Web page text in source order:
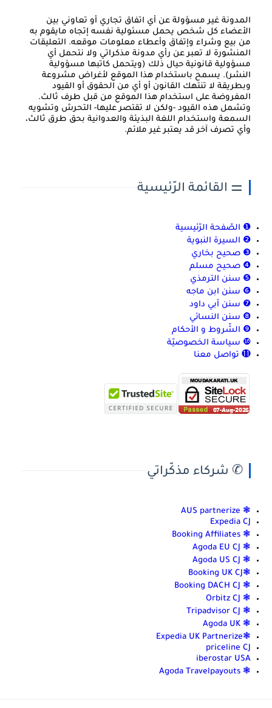
المدونة غير مسؤولة عن أي اتفاق تجاري أو تعاوني بين
الأعضاء كل شخص يحمل مسئولية نفسه إتجاه مايقوم به
من بيع وشراء وإتفاق وأعطاء معلومات موقعه. التعليقات
المنشورة لا تعبر عن رأي مدونة مذكراتي ولا نتحمل أي
مسؤولية قانونية حيال ذلك (ويتحمل كاتبها مسؤولية
النشر). يسمح باستخدام هذا الموقع لأغراض مشروعة
وبطريقة لا تنتهك القانون أو أي من الحقوق أو القيود
المفروضة على استخدام هذا الموقع من قبل طرف ثالث.
وتشمل هذه القيود -ولكن لا تقتصر عليها- التحرش وتشويه
السمعة واستخدام اللغة البذيئة والعدوانية بحق طرق ثالث،
وأي تصرف آخر قد يعتبر غير ملائم.
⚌ القائمة الرّئيسية
❶ الصّفحة الرّئيسية
❷ السيرة النبوية
❸ صحيح بخاري
❹ صحيح مسلم
❺ سنن الترمذي
❻ سنن ابن ماجه
❼ سنن أبي داود
❽ سنن النسائي
❾ الشّروط و الأحكام
❿ سياسة الخصوصيّة
⓫ تواصل معنا
✆ شركاء مذكّراتي
❃ AUS partnerize
Expedia CJ
❃ Booking Affiliates
❃ Agoda EU CJ
❃ Agoda US CJ
❃Booking UK CJ
❃ Booking DACH CJ
❃ Orbitz CJ
❃ Tripadvisor CJ
❃ Agoda UK
❃Expedia UK Partnerize
priceline CJ
iberostar USA
❃ Agoda Travelpayouts